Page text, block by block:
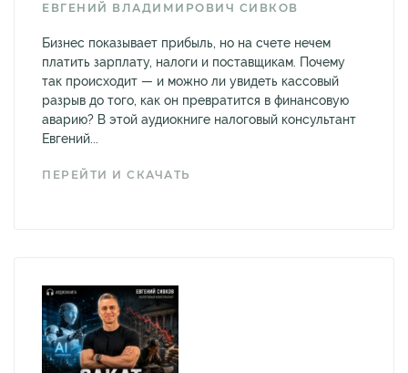
ЕВГЕНИЙ ВЛАДИМИРОВИЧ СИВКОВ
Бизнес показывает прибыль, но на счете нечем
платить зарплату, налоги и поставщикам. Почему
так происходит — и можно ли увидеть кассовый
разрыв до того, как он превратится в финансовую
аварию? В этой аудиокниге налоговый консультант
Евгений...
ПЕРЕЙТИ И СКАЧАТЬ